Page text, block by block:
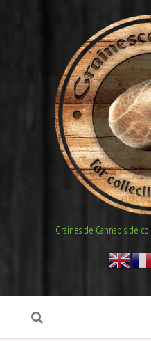
Graines de Cannabis de